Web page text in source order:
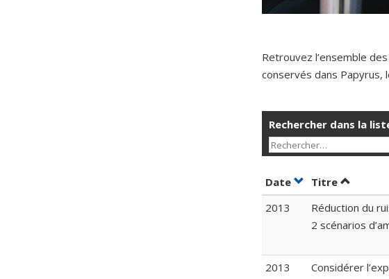
Retrouvez l’ensemble
conservés dans Papyrus,
Rechercher dans la
Date Trier par date en
Titre Trier par
2013
Réduction du
2 scénarios
2013
Considérer